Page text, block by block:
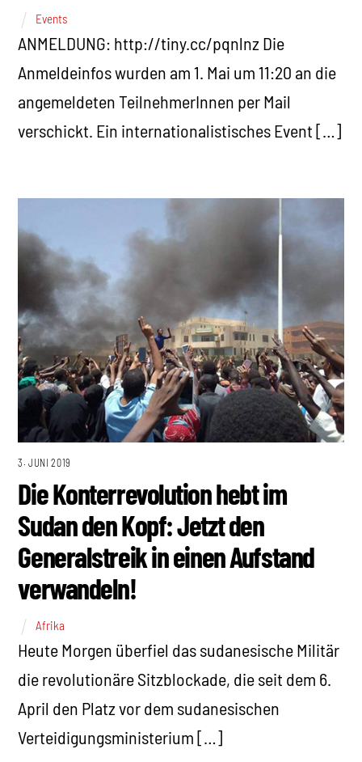
Events
ANMELDUNG: http://tiny.cc/pqnlnz Die
Anmeldeinfos wurden am 1. Mai um 11:20 an die
angemeldeten TeilnehmerInnen per Mail
verschickt. Ein internationalistisches Event […]
3. JUNI 2019
Die Konterrevolution hebt im
Sudan den Kopf: Jetzt den
Generalstreik in einen Aufstand
verwandeln!
Afrika
Heute Morgen überfiel das sudanesische Militär
die revolutionäre Sitzblockade, die seit dem 6.
April den Platz vor dem sudanesischen
Verteidigungsministerium […]